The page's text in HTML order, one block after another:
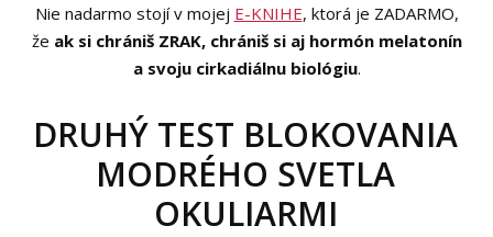
Nie nadarmo stojí v mojej E-KNIHE, ktorá je ZADARMO,
že ak si chrániš ZRAK, chrániš si aj hormón melatonín
a svoju cirkadiálnu biológiu.
DRUHÝ TEST BLOKOVANIA
MODRÉHO SVETLA
OKULIARMI